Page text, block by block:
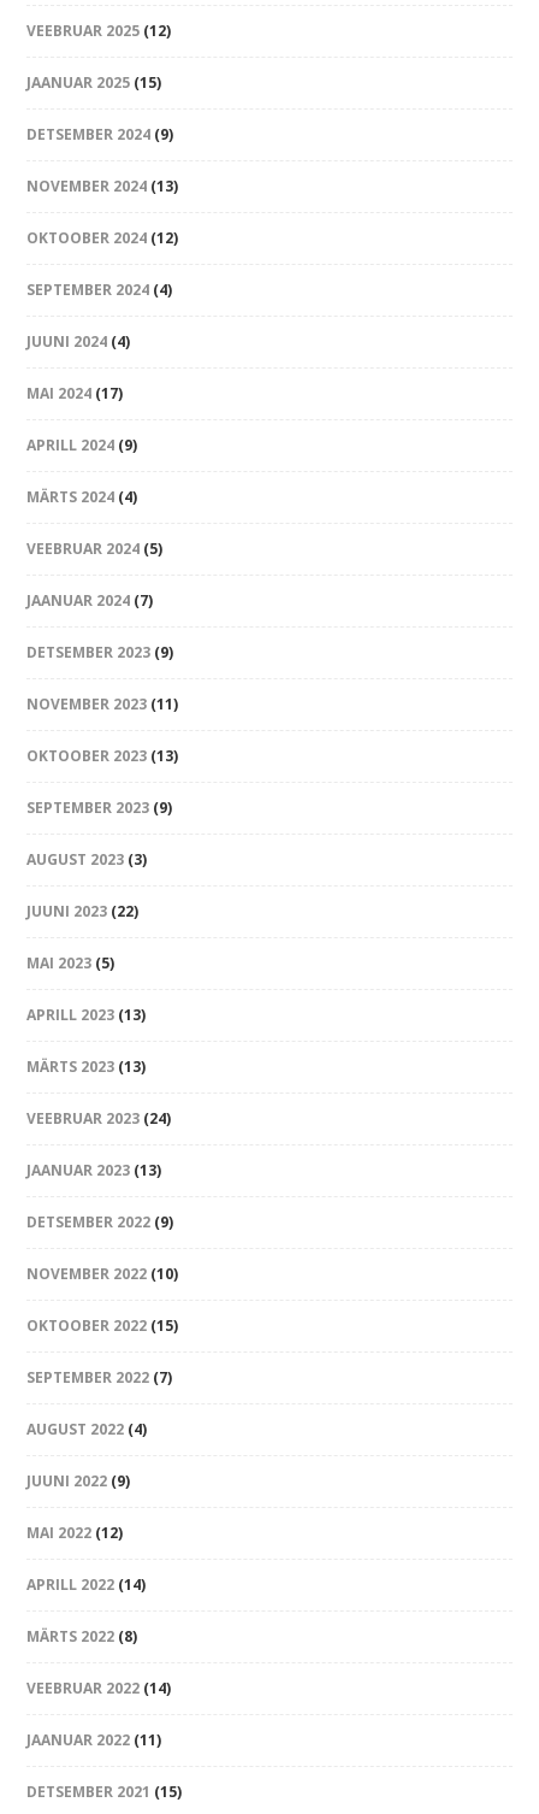
VEEBRUAR 2025 (12)
JAANUAR 2025 (15)
DETSEMBER 2024 (9)
NOVEMBER 2024 (13)
OKTOOBER 2024 (12)
SEPTEMBER 2024 (4)
JUUNI 2024 (4)
MAI 2024 (17)
APRILL 2024 (9)
MÄRTS 2024 (4)
VEEBRUAR 2024 (5)
JAANUAR 2024 (7)
DETSEMBER 2023 (9)
NOVEMBER 2023 (11)
OKTOOBER 2023 (13)
SEPTEMBER 2023 (9)
AUGUST 2023 (3)
JUUNI 2023 (22)
MAI 2023 (5)
APRILL 2023 (13)
MÄRTS 2023 (13)
VEEBRUAR 2023 (24)
JAANUAR 2023 (13)
DETSEMBER 2022 (9)
NOVEMBER 2022 (10)
OKTOOBER 2022 (15)
SEPTEMBER 2022 (7)
AUGUST 2022 (4)
JUUNI 2022 (9)
MAI 2022 (12)
APRILL 2022 (14)
MÄRTS 2022 (8)
VEEBRUAR 2022 (14)
JAANUAR 2022 (11)
DETSEMBER 2021 (15)